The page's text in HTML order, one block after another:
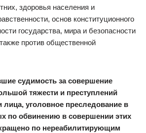
здоровья населения и
основ конституционного
государства, мира и безопасности
против общественной
судимость за совершение
тяжести и преступлений
лица, уголовное преследование в
по обвинению в совершении этих
по нереабилитирующим